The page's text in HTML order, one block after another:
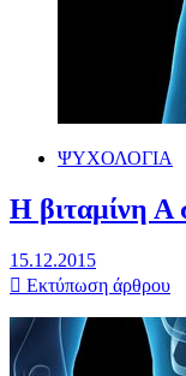
ΨΥΧΟΛΟΓΙΑ
Η βιταμίνη Α
15.12.2015
Εκτύπωση άρθρου